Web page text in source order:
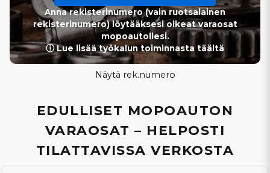
Anna rekisterinumero (vain ruotsalainen
rekisterinumero) löytääksesi oikeat varaosat
mopoautollesi.
ⓘ Lue lisää työkalun toiminnasta täältä
Näytä rek.numero
Mopoauton
varaosat
EDULLISET MOPOAUTON
VARAOSAT – HELPOSTI
TILATTAVISSA VERKOSTA